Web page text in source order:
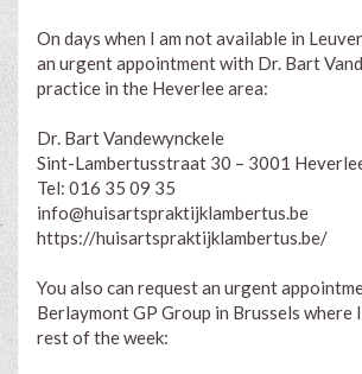
On days when I am not available in
an urgent appointment with Dr. Bart
practice in the Heverlee area:
Dr. Bart Vandewynckele
Sint-Lambertusstraat 30 – 3001
Tel: 016 35 09 35
info@huisartspraktijklambertus.be
https://huisartspraktijklambertus.be/
You also can request an urgent
Berlaymont GP Group in Brussels where
rest of the week: